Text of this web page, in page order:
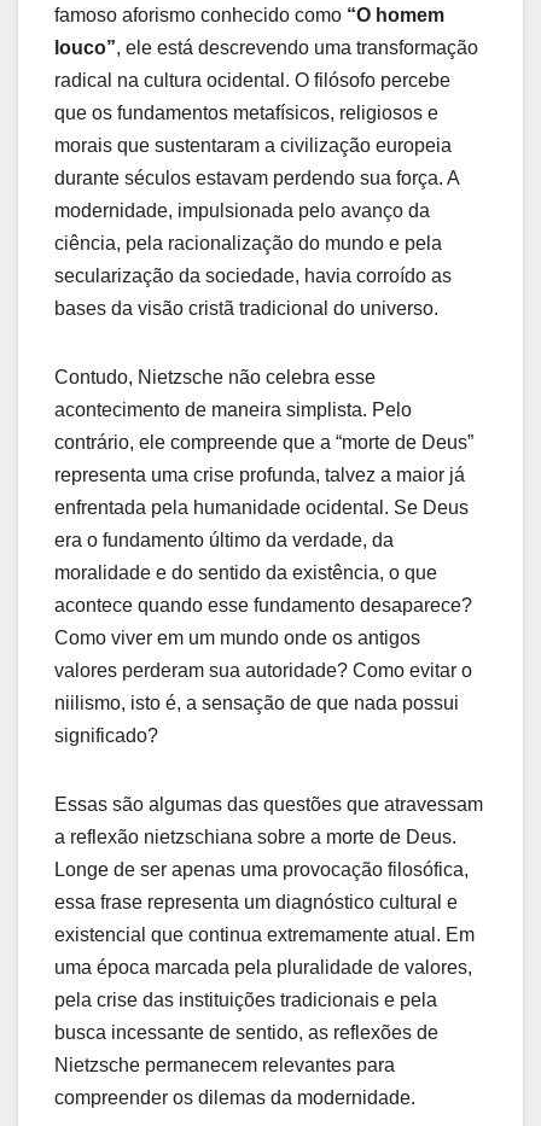
famoso aforismo conhecido como “O homem
louco”, ele está descrevendo uma transformação
radical na cultura ocidental. O filósofo percebe
que os fundamentos metafísicos, religiosos e
morais que sustentaram a civilização europeia
durante séculos estavam perdendo sua força. A
modernidade, impulsionada pelo avanço da
ciência, pela racionalização do mundo e pela
secularização da sociedade, havia corroído as
bases da visão cristã tradicional do universo.
Contudo, Nietzsche não celebra esse
acontecimento de maneira simplista. Pelo
contrário, ele compreende que a “morte de Deus”
representa uma crise profunda, talvez a maior já
enfrentada pela humanidade ocidental. Se Deus
era o fundamento último da verdade, da
moralidade e do sentido da existência, o que
acontece quando esse fundamento desaparece?
Como viver em um mundo onde os antigos
valores perderam sua autoridade? Como evitar o
niilismo, isto é, a sensação de que nada possui
significado?
Essas são algumas das questões que atravessam
a reflexão nietzschiana sobre a morte de Deus.
Longe de ser apenas uma provocação filosófica,
essa frase representa um diagnóstico cultural e
existencial que continua extremamente atual. Em
uma época marcada pela pluralidade de valores,
pela crise das instituições tradicionais e pela
busca incessante de sentido, as reflexões de
Nietzsche permanecem relevantes para
compreender os dilemas da modernidade.